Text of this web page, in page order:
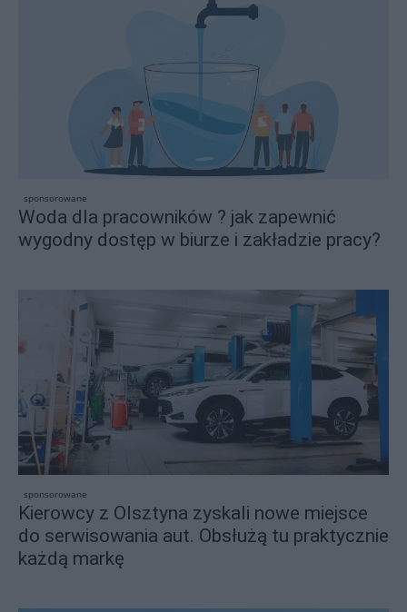
sponsorowane
Woda dla pracowników ? jak zapewnić
wygodny dostęp w biurze i zakładzie pracy?
sponsorowane
Kierowcy z Olsztyna zyskali nowe miejsce
do serwisowania aut. Obsłużą tu praktycznie
każdą markę